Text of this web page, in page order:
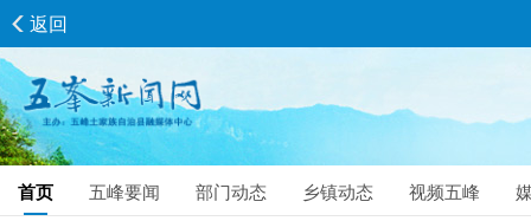
首页 五峰要闻 部门动态 乡镇动态 视频五峰
返回